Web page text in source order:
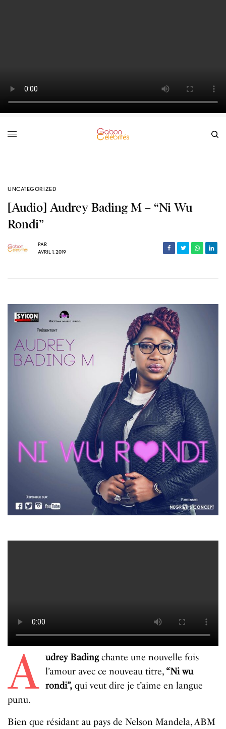
UNCATEGORIZED
[Audio] Audrey Bading M – “Ni Wu
Rondi”
PAR
AVRIL 1, 2019
A udrey Badingchante une nouvelle fois
l’amour avec ce nouveau titre, “Ni wu
rondi”,qui veut dire je t’aime en langue
punu.
Bien que résidant au pays de Nelson Mandela, ABM